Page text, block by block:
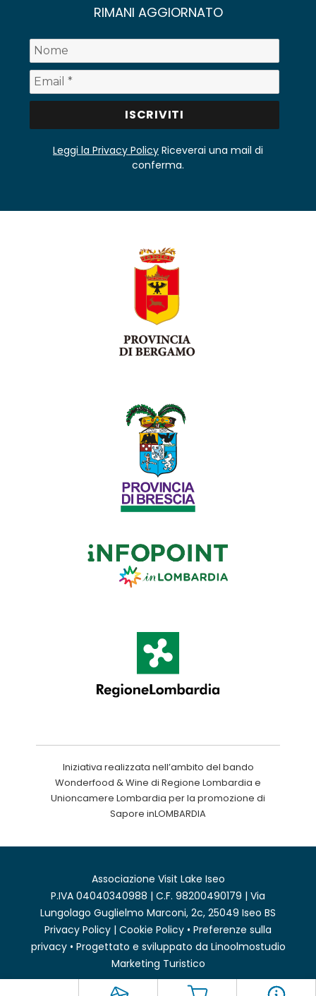
RIMANI AGGIORNATO
Leggi la Privacy Policy Riceverai una mail di
conferma.
Iniziativa realizzata nell’ambito del bando
Wonderfood & Wine di Regione Lombardia e
Unioncamere Lombardia per la promozione di
Sapore inLOMBARDIA
Associazione Visit Lake Iseo
P.IVA 04040340988 | C.F. 98200490179 | Via
Lungolago Guglielmo Marconi, 2c, 25049 Iseo BS
Privacy Policy | Cookie Policy • Preferenze sulla
privacy• Progettato e sviluppato da Linoolmostudio
Marketing Turistico